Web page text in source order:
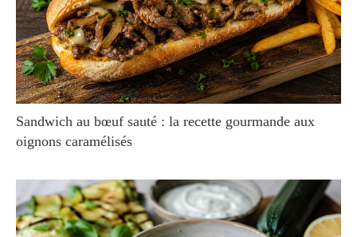
Sandwich au bœuf sauté : la recette gourmande aux
oignons caramélisés